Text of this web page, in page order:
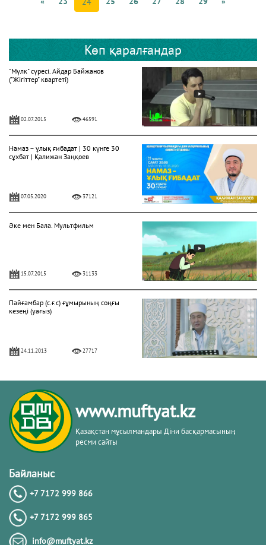
Көп қаралғандар
"Мүлк" сүресі. Айдар Байжанов
("Жігіттер" квартеті)
02.07.2015 46591
Намаз – ұлық ғибадат | 30 күнге 30
сұхбат | Қалижан Заңқоев
07.05.2020 37121
Әке мен Бала. Мультфильм
15.07.2015 31133
Пайғамбар (с.ғ.с) ғұмырының соңғы
кезеңі (уағыз)
24.11.2013 27717
"Фатиха" сүресі
11.04.2016
23.10.2015
Бараат түнін қалай өткізу керек?
www.muftyat.kz
Қазақстан мұсылмандары Діни басқармасының
ресми сайты
Байланыс
+7 7172 999 866
+7 7172 999 865
info@muftyat.kz